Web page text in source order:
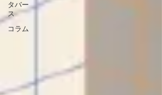
タバー
ス
コラム